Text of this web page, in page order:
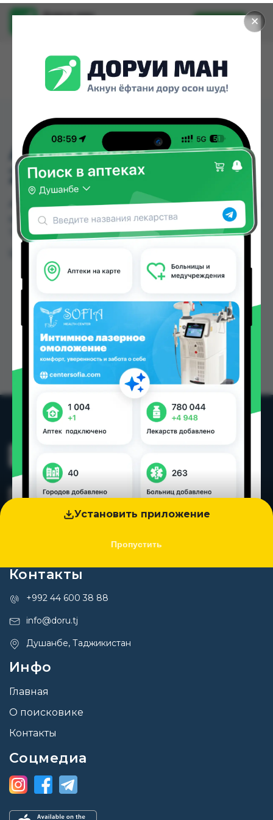
✕
Установить приложение
Пропустить
Доруи ман
Установить
АМИНО -S Р-Р ИНФУЗ
250МЛ
АМИНО -S Р-Р ИНФУЗ 250МЛ можно купить или
заказать в аптеках, Нишон №2 по цене от 121.00
TJS в Душанбе и других городах Таджикистана
Контакты
+992 44 600 38 88
info@doru.tj
Душанбе, Таджикистан
Инфо
Главная
О поисковике
Контакты
Соцмедиа